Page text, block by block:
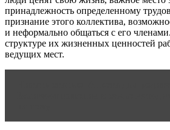
принадлежность определенно­му
признание этого коллектива,
и неформально об­щаться с его
структуре их жизненных ценностей
ве­дущих мест.